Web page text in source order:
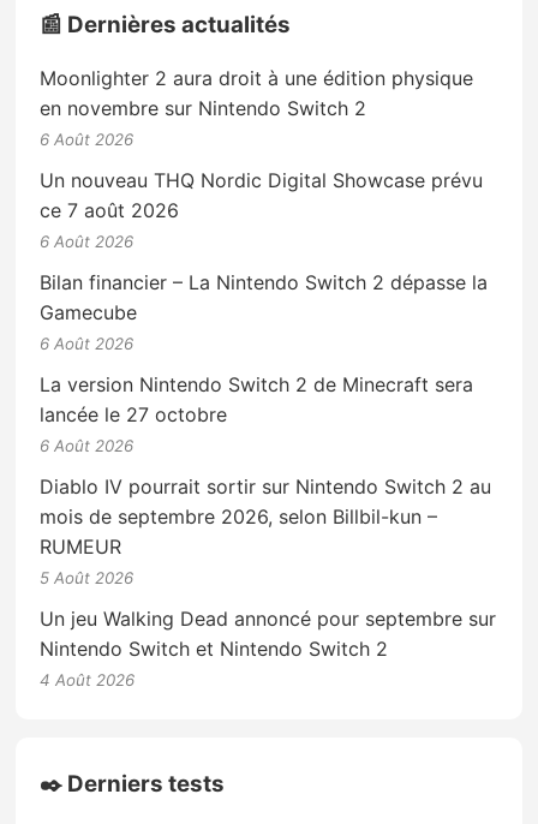
📰 Dernières actualités
Moonlighter 2 aura droit à une édition physique
en novembre sur Nintendo Switch 2
6 Août 2026
Un nouveau THQ Nordic Digital Showcase prévu
ce 7 août 2026
6 Août 2026
Bilan financier – La Nintendo Switch 2 dépasse la
Gamecube
6 Août 2026
La version Nintendo Switch 2 de Minecraft sera
lancée le 27 octobre
6 Août 2026
Diablo IV pourrait sortir sur Nintendo Switch 2 au
mois de septembre 2026, selon Billbil-kun –
RUMEUR
5 Août 2026
Un jeu Walking Dead annoncé pour septembre sur
Nintendo Switch et Nintendo Switch 2
4 Août 2026
✒️ Derniers tests